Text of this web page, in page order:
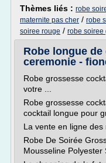
Thèmes liés : robe
maternite pas cher / robe
soiree rouge / robe soiree
Robe longue
ceremonie -
Robe grossesse
votre ...
Robe grossesse
cocktail longue pour
La vente en ligne
Robe De Soirée
Mousseline Polyester